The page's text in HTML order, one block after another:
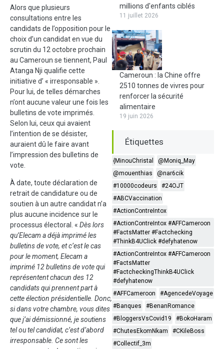
Alors que plusieurs
consultations entre les
candidats de l’opposition pour le
choix d’un candidat en vue du
scrutin du 12 octobre prochain
au Cameroun se tiennent, Paul
Atanga Nji qualifie cette
initiative d’ « irresponsable ».
Pour lui, de telles démarches
n’ont aucune valeur une fois les
bulletins de vote imprimés.
Selon lui, ceux qui avaient
l’intention de se désister,
auraient dû le faire avant
l’impression des bulletins de
vote.
À date, toute déclaration de
retrait de candidature ou de
soutien à un autre candidat n’a
plus aucune incidence sur le
processus électoral. « Dès lors
qu’Elecam a déjà imprimé les
bulletins de vote, et c’est le cas
pour le moment, Elecam a
imprimé 12 bulletins de vote qui
représentent chacun des 12
candidats qui prennent part à
cette élection présidentielle. Donc,
si dans votre chambre, vous dites
que j’ai démissionné, je soutiens
tel ou tel candidat, c’est d’abord
irresponsable. Ce sont les
millions d'enfants ciblés
11 juillet 2026
Cameroun : la Chine offre
2510 tonnes de vivres pour
renforcer la sécurité
alimentaire
19 juin 2026
Étiquettes
{MinouChristal
@Moniq_May
@mouenthias
@nar6cik
#10000codeurs
#24OJT
#ABCVaccination
#ActionContreIntox
#ActionContreIntox #AFFCameroon
#FactsMatter #Factchecking
#ThinkB4UClick #defyhatenow
#ActionContreIntox #AFFCameroon
#FactsMatter
#FactcheckingThinkB4UClick
#defyhatenow
#AFFCameroon
#AgencedeVoyage
#Banques
#BenanRomance
#BloggersVsCovid19
#BokoHaram
#ChutesEkomNkam
#CKileBoss
#Collectif_3m